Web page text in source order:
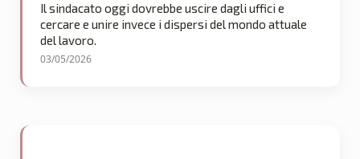
Il sindacato oggi dovrebbe uscire dagli uffici e
cercare e unire invece i dispersi del mondo attuale
del lavoro.
03/05/2026